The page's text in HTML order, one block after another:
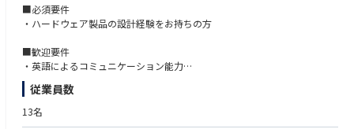
当社では、製品企画・部品選定・回路図作成を社内で行った後、多くの場
行っています。
を開発するポジションです。
■具体的な業務内容
■必須要件
・ハードウェア製品の設計経験をお持ちの方
■歓迎要件
・英語によるコミュニケーション能力
・組み込み系のハードウェアの開発経験
・量産品の開発経験
・自社製品の開発経験
従業員数
13名